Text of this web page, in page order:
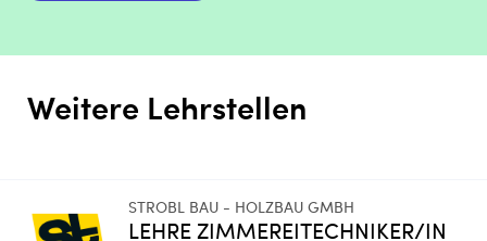
Weitere Lehrstellen
STROBL BAU - HOLZBAU GMBH
LEHRE ZIMMEREITECHNIKER/IN